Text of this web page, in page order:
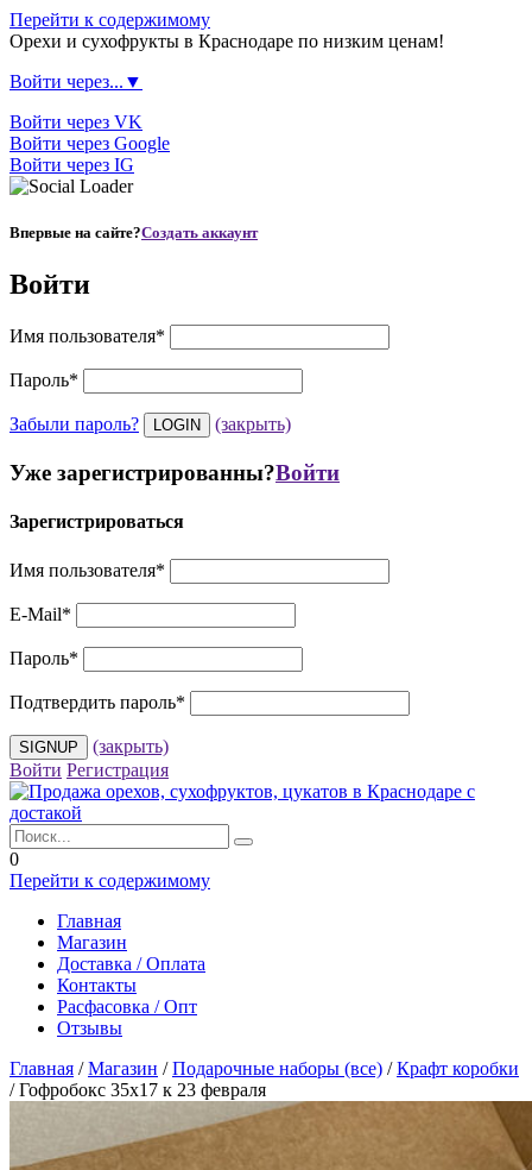
Перейти к содержимому
Орехи и сухофрукты в Краснодаре по низким ценам!
Войти через...▼
Войти через VK
Войти через Google
Войти через IG
Впервые на сайте?Создать аккаунт
Войти
Имя пользователя*
Пароль*
Забыли пароль? (закрыть)
Уже зарегистрированны?Войти
Зарегистрироваться
Имя пользователя*
E-Mail*
Пароль*
Подтвердить пароль*
(закрыть)
Войти Регистрация
0
Перейти к содержимому
Главная
Магазин
Доставка / Оплата
Контакты
Расфасовка / Опт
Отзывы
Главная /Магазин /Подарочные наборы (все) /Крафт коробки
/Гофробокс 35х17 к 23 февраля